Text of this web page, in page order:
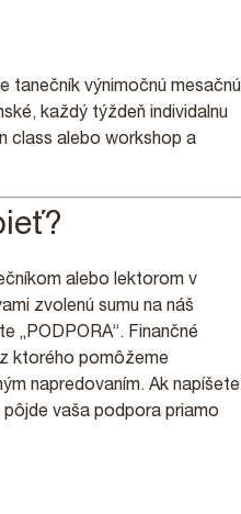
tanečník výnimočnú mesačnú
každý týždeň individalnu
class alebo workshop a
alebo lektorom v
zvolenú sumu na náš
„PODPORA“. Finančné
ktorého pomôžeme
napredovaním. Ak napíšete
vaša podpora priamo